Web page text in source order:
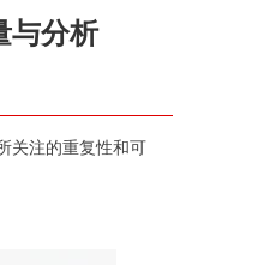
与分析
关注的重复性和可